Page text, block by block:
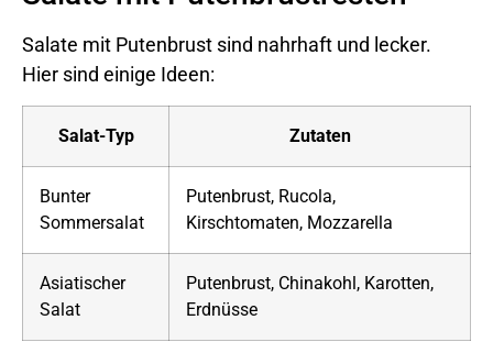
Salate mit Putenbrust sind nahrhaft und lecker.
Hier sind einige Ideen:
Salat-Typ Zutaten
Bunter
Sommersalat
Putenbrust, Rucola,
Kirschtomaten, Mozzarella
Asiatischer
Salat
Putenbrust, Chinakohl, Karotten,
Erdnüsse